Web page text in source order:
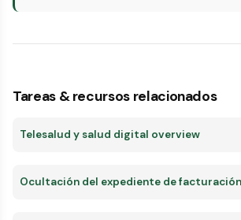
Tareas & recursos relacionados
Telesalud y salud digital overview
Ocultación del expediente de